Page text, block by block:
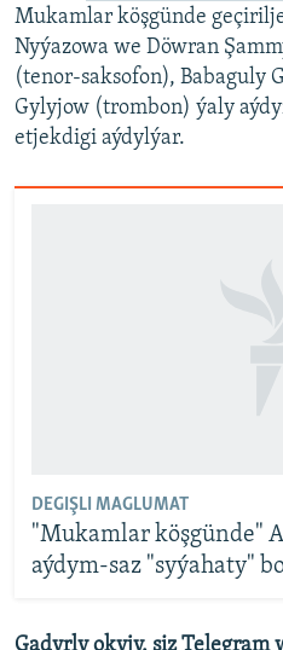
Mukamlar köşgünde
Nyýazowa we Döwran
(tenor-saksofon), Babaguly
Gylyjow (trombon) ýaly
etjekdigi aýdylýar.
DEGIŞLI MAGLUMAT
"Mukamlar köşgünde"
aýdym-saz "syýahaty"